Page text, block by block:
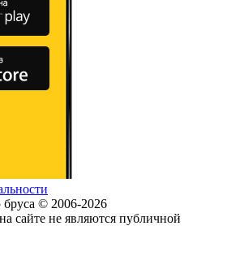
© 2006-2026
сайте не являются публичной